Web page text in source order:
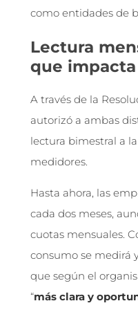
como entidades de
Lectura
que
A través de la
autorizó a ambas
lectura bimestral a
medidores.
Hasta ahora, las
cada dos meses,
cuotas mensuales.
consumo se medirá
que según el
“más clara y